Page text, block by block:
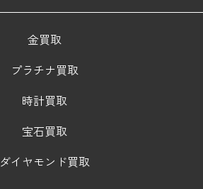
金買取
プラチナ買取
時計買取
宝石買取
ダイヤモンド買取